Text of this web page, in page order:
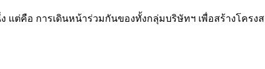
แต่คือ การเดินหน้าร่วมกันของทั้งกลุ่มบริษัทฯ เพื่อสร้างโคร